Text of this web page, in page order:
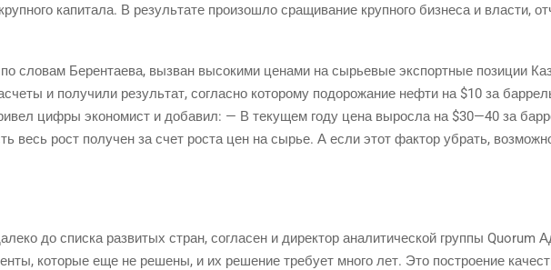
капи­та­ла. В резуль­та­те про­изо­шло сра­щи­ва­ние круп­но­го биз­не­са и вла­сти,
сло­вам Берен­та­е­ва, вызван высо­ки­ми цена­ми на сырье­вые экс­порт­ные пози­ции
и полу­чи­ли резуль­тат, соглас­но кото­ро­му подо­ро­жа­ние неф­ти на $10 за
циф­ры эко­но­мист и доба­вил: — В теку­щем году цена вырос­ла на $30—40 за
весь рост полу­чен за счет роста цен на сырье. А если этот фак­тор убрать,
до спис­ка раз­ви­тых стран, согла­сен и дирек­тор ана­ли­ти­че­ской груп­пы Quorum
кото­рые еще не реше­ны, и их реше­ние тре­бу­ет мно­го лет. Это постро­е­ние